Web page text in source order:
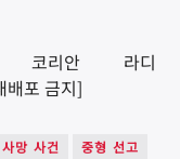
리안 라디
배포 금지]
사망 사건
중형 선고